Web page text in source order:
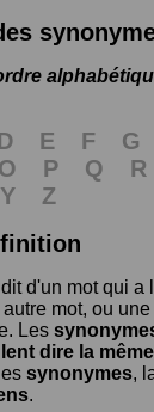
E F G
O P Q R
Y
Z
d'un mot qui a
mot, ou
Les
dire la
synonymes,
.